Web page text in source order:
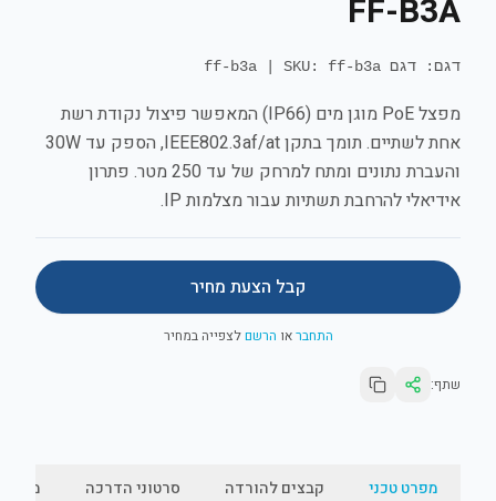
FF-B3A
דגם: דגם ff-b3a SKU: ff-b3a
מפצל PoE מוגן מים (IP66) המאפשר פיצול נקודת רשת
אחת לשתיים. תומך בתקן IEEE802.3af/at, הספק עד 30W
והעברת נתונים ומתח למרחק של עד 250 מטר. פתרון
אידיאלי להרחבת תשתיות עבור מצלמות IP.
קבל הצעת מחיר
התחבראו הרשםלצפייה במחיר
שתף:
מפרט טכני קבצים להורדה סרטוני הדרכה